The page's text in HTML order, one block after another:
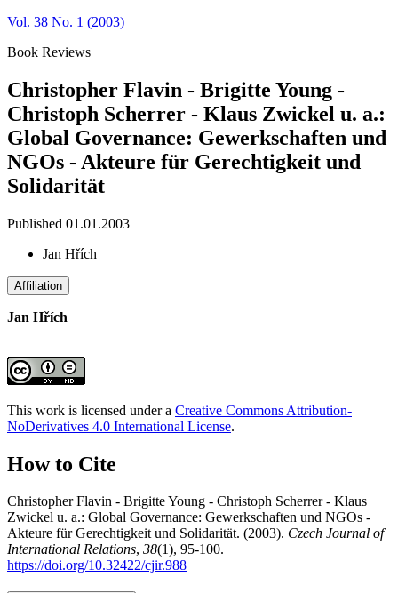
Vol. 38 No. 1 (2003)
Book Reviews
Christopher Flavin - Brigitte Young -
Christoph Scherrer - Klaus Zwickel u. a.:
Global Governance: Gewerkschaften und
NGOs - Akteure für Gerechtigkeit und
Solidarität
Published 01.01.2003
Jan Hřích
Affiliation
Jan Hřích
This work is licensed under a Creative Commons Attribution-
NoDerivatives 4.0 International License.
How to Cite
Christopher Flavin - Brigitte Young - Christoph Scherrer - Klaus
Zwickel u. a.: Global Governance: Gewerkschaften und NGOs -
Akteure für Gerechtigkeit und Solidarität. (2003). Czech Journal of
International Relations, 38(1), 95-100.
https://doi.org/10.32422/cjir.988